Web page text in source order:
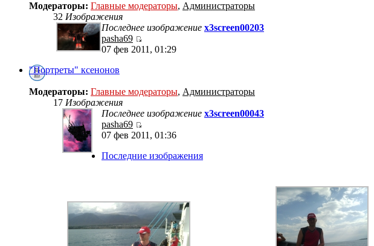
Модераторы: Главные модераторы, Администраторы
32 Изображения
Последнее изображение x3screen00203
pasha69
07 фев 2011, 01:29
"Портреты" ксенонов
Модераторы: Главные модераторы, Администраторы
17 Изображения
Последнее изображение x3screen00043
pasha69
07 фев 2011, 01:36
Последние изображения